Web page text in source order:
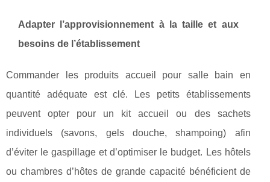
Adapter l’approvisionnement à la taille et aux
besoins de l’établissement
Commander les produits accueil pour salle bain en
quantité adéquate est clé. Les petits établissements
peuvent opter pour un kit accueil ou des sachets
individuels (savons, gels douche, shampoing) afin
d’éviter le gaspillage et d’optimiser le budget. Les hôtels
ou chambres d’hôtes de grande capacité bénéficient de